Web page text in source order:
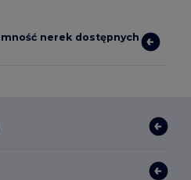
nerek dostępnych